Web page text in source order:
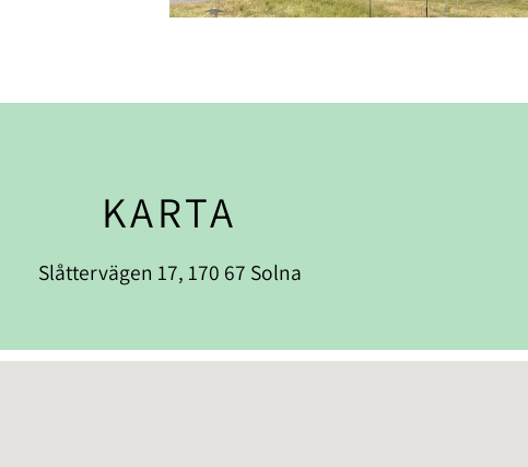
KARTA
Slåttervägen 17, 170 67 Solna